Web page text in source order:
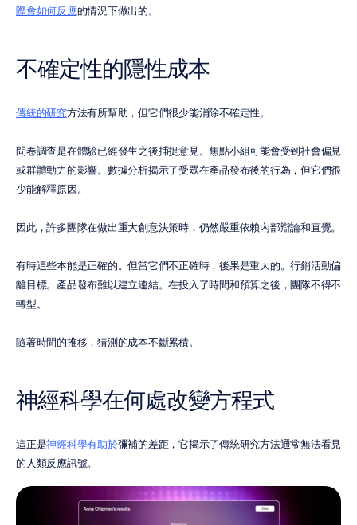
際會如何反應的情況下做出的。
不確定性的隱性成本
傳統的研究方法有所幫助，但它們很少能消除不確定性。
問卷調查是在體驗已經發生之後捕捉意見。焦點小組可能會受到社會偏見
或群體動力的影響。數據分析揭示了受眾在產品發布後的行為，但它們很
少能解釋原因。
因此，許多團隊在做出重大創意決策時，仍然嚴重依賴內部辯論和直覺。
有時這些本能是正確的。但當它們不正確時，後果是重大的。行銷活動偏
離目標。產品發布難以建立連結。在投入了時間和預算之後，團隊不得不
轉型。
隨著時間的推移，猜測的成本不斷累積。
神經科學在何處改變方程式
這正是神經科學有助於彌補的差距，它揭示了傳統研究方法通常無法看見
的人類反應訊號。